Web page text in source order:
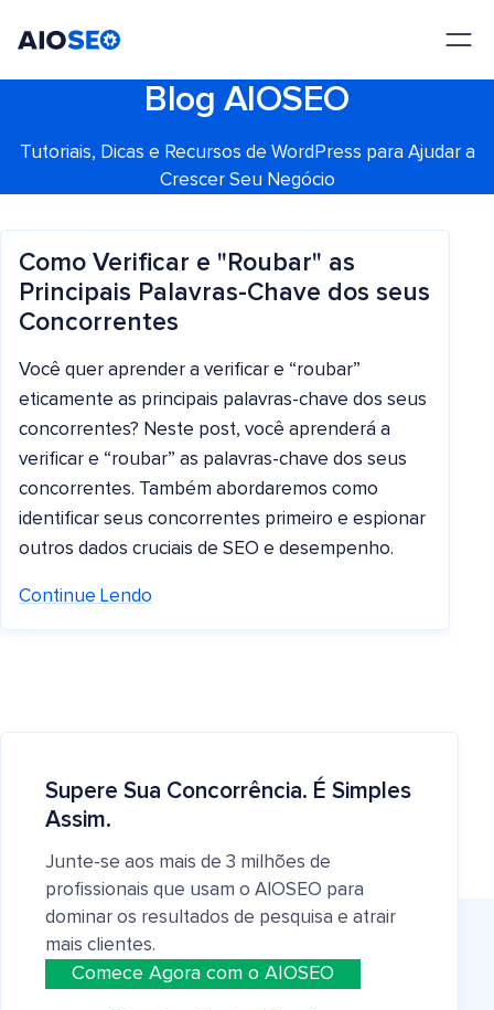
Blog AIOSEO
Tutoriais, Dicas e Recursos de WordPress para Ajudar a
Crescer Seu Negócio
Como Verificar e "Roubar" as
Principais Palavras-Chave dos seus
Concorrentes
Você quer aprender a verificar e “roubar”
eticamente as principais palavras-chave dos seus
concorrentes? Neste post, você aprenderá a
verificar e “roubar” as palavras-chave dos seus
concorrentes. Também abordaremos como
identificar seus concorrentes primeiro e espionar
outros dados cruciais de SEO e desempenho.
Continue Lendo
Supere Sua Concorrência. É Simples
Assim.
Junte-se aos mais de 3 milhões de
profissionais que usam o AIOSEO para
dominar os resultados de pesquisa e atrair
mais clientes.
Comece Agora com o AIOSEO